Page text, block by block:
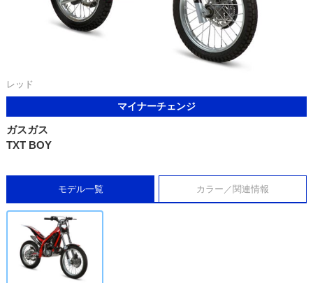
レッド
マイナーチェンジ
ガスガス
TXT BOY
モデル一覧 カラー／関連情報